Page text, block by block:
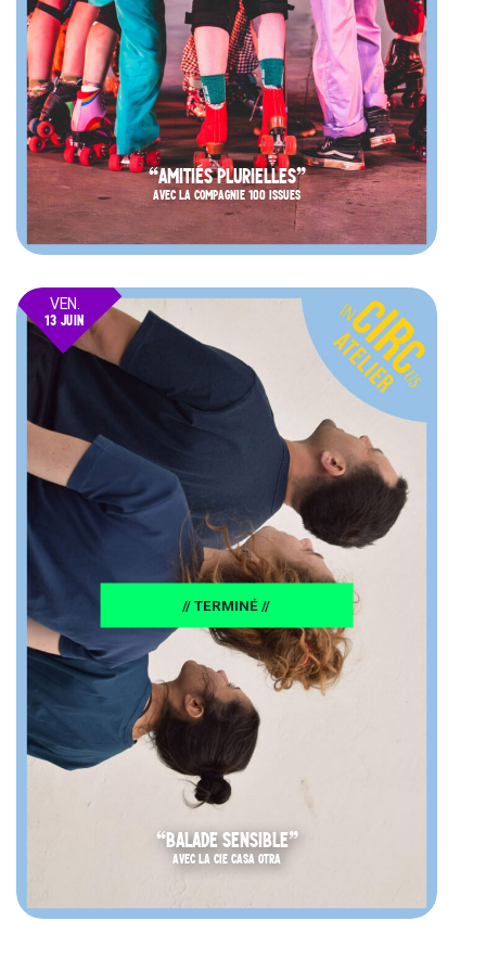
“AMITIÉS PLURIELLES”
AVEC LA COMPAGNIE 100 ISSUES
VEN.
13 JUIN
// TERMINÉ //
“BALADE SENSIBLE”
AVEC LA CIE CASA OTRA